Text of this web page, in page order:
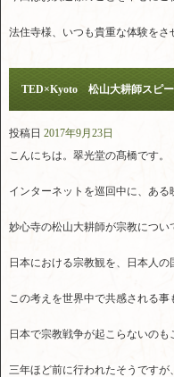
法住寺様、いつも貴重な体験をさ
TED×Kyoto 松山大耕師スピ
投稿日 2017年9月23日
こんにちは。翠光堂の髙橋です。
インターネットを巡回中に、ある
妙心寺の松山大耕師が宗教につい
日本における宗教観を、日本人の
この考えを世界中で共感される事
日本で宗教戦争が起こらないのも
三年ほど前に行われたそうです